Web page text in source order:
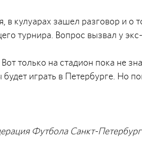
в кулуарах зашел разговор и о
турнира. Вопрос вызвал у
только на стадион пока не
играть в Петербурге. Но
Футбола Санкт-